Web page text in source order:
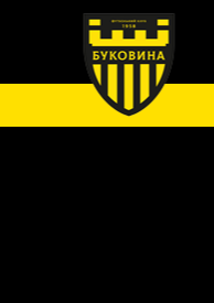
Перейти до основного